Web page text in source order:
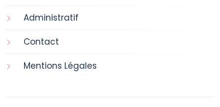
Administratif
Contact
Mentions Légales